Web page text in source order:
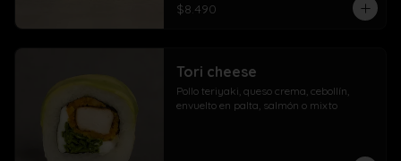
$8.490
Tori cheese
Pollo teriyaki, queso crema, cebollín,
envuelto en palta, salmón o mixto